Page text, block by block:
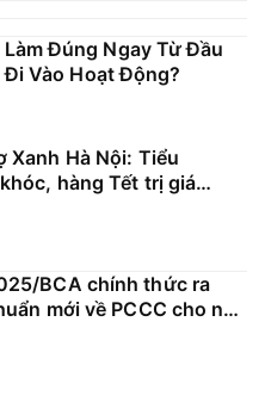
Làm Đúng Ngay Từ Đầu
Đi Vào Hoạt Động?
Xanh Hà Nội: Tiểu
hàng Tết trị giá
vừa nhập đã hóa tro
BCA chính thức ra
mới về PCCC cho nhà
– Bước ngoặt lớn cho
và an toàn cháy nổ!